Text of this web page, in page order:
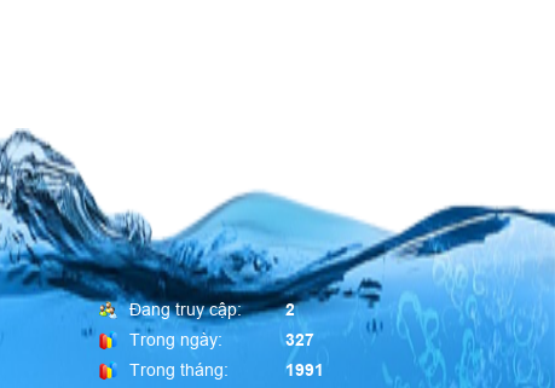
Đang truy cập:
2
Trong ngày:
327
Trong tháng:
1991